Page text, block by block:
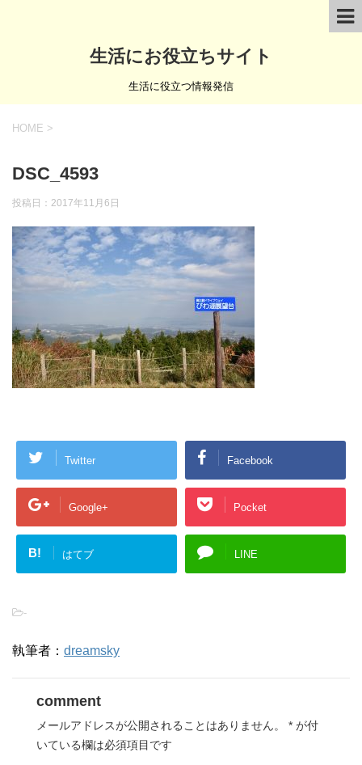
生活にお役立ちサイト
生活に役立つ情報発信
HOME >
DSC_4593
投稿日： 2017年11月6日
Twitter Facebook
Google+ Pocket
B! はてブ LINE
-
執筆者： dreamsky
comment
メールアドレスが公開されることはありません。 * が付
いている欄は必須項目です